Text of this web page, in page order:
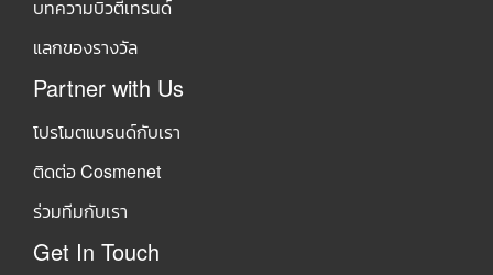
บทความบิวตี้เทรนด์
แลกของรางวัล
Partner with Us
โปรโมตแบรนด์กับเรา
ติดต่อ Cosmenet
ร่วมทีมกับเรา
Get In Touch